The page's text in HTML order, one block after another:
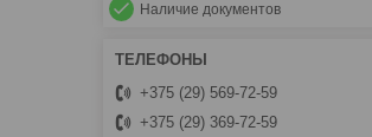
Наличие документов
+375 (29) 569-72-59
+375 (29) 369-72-59